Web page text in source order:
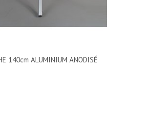
140cm ALUMINIUM ANODISÉ